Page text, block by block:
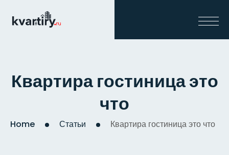
Квартира гостиница это
что
Home Статьи Квартира гостиница это что